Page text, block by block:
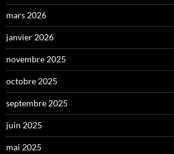
mars 2026
janvier 2026
novembre 2025
octobre 2025
septembre 2025
juin 2025
mai 2025